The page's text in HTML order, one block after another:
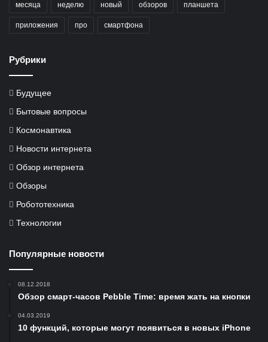
месяца неделю новый обзоров планшета
приложения про смартфона
Рубрики
Будущее
Бытовые вопросы
Космонавтика
Новости интернета
Обзор интернета
Обзоры
Робототехника
Технологии
Популярные новости
08.12.2018
Обзор смарт-часов Pebble Time: время жать на кнопки
04.03.2019
10 функций, которые могут появиться в новых iPhone